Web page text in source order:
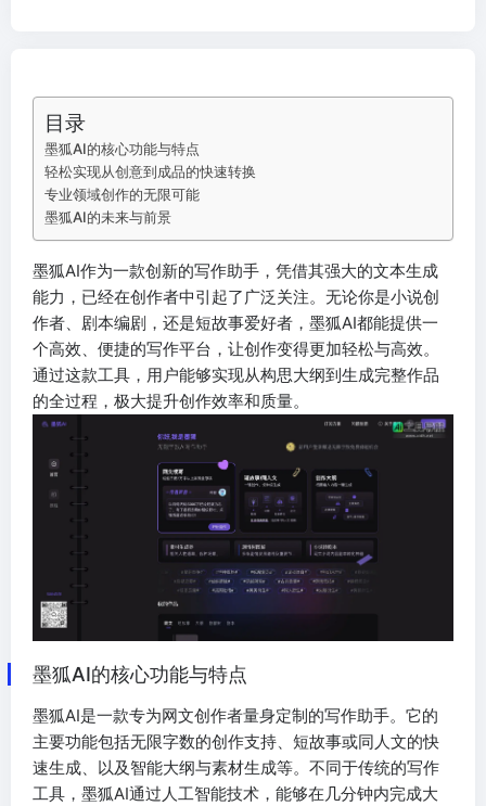
目录
墨狐AI的核心功能与特点
轻松实现从创意到成品的快速转换
专业领域创作的无限可能
墨狐AI的未来与前景
墨狐AI作为一款创新的写作助手，凭借其强大的文本生成
能力，已经在创作者中引起了广泛关注。无论你是小说创
作者、剧本编剧，还是短故事爱好者，墨狐AI都能提供一
个高效、便捷的写作平台，让创作变得更加轻松与高效。
通过这款工具，用户能够实现从构思大纲到生成完整作品
的全过程，极大提升创作效率和质量。
墨狐AI的核心功能与特点
墨狐AI是一款专为网文创作者量身定制的写作助手。它的
主要功能包括无限字数的创作支持、短故事或同人文的快
速生成、以及智能大纲与素材生成等。不同于传统的写作
工具，墨狐AI通过人工智能技术，能够在几分钟内完成大